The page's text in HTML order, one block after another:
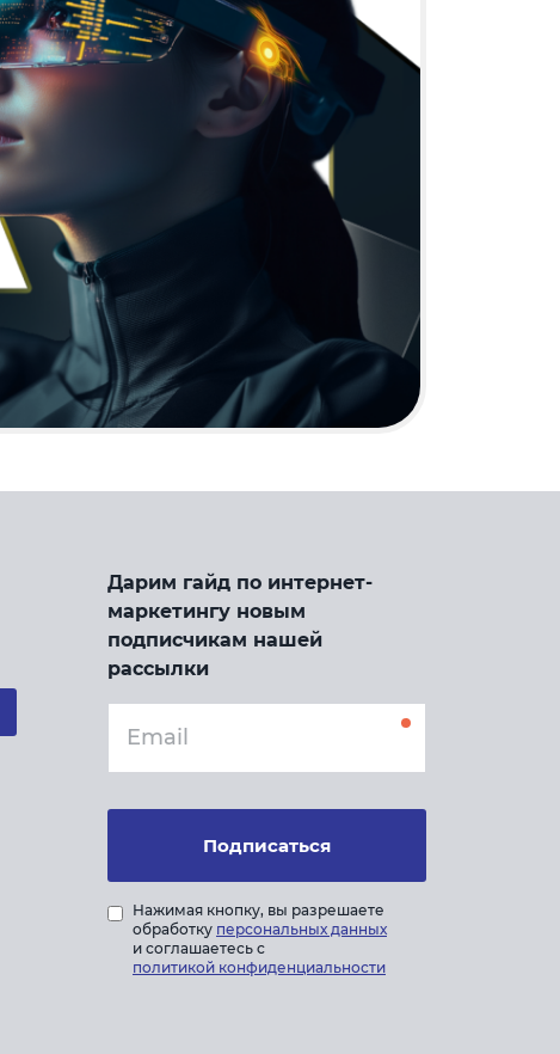
Дарим гайд по интернет-
маркетингу новым
подписчикам нашей
рассылки
Подписаться
Нажимая кнопку, вы разрешаете
обработку персональных данных
и соглашаетесь с
политикой конфиденциальности